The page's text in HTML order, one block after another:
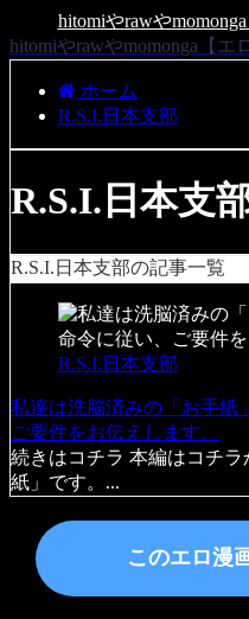
hitomiやrawや
hitomiやrawやmomonga【エ
ホーム
R.S.I.日本支部
R.S.I.日本支
R.S.I.日本支部の記事一覧
R.S.I.日本支部
私達は洗脳済みの「お手紙
ご要件をお伝えします。
続きはコチラ 本編はコチ
紙」です。...
このエロ漫